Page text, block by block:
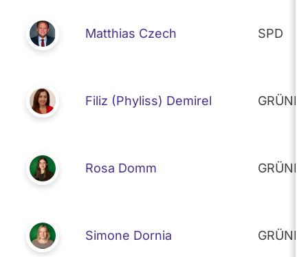
Matthias Czech SPD
Filiz (Phyliss) Demirel GRÜNE
Rosa Domm GRÜNE
Simone Dornia GRÜNE